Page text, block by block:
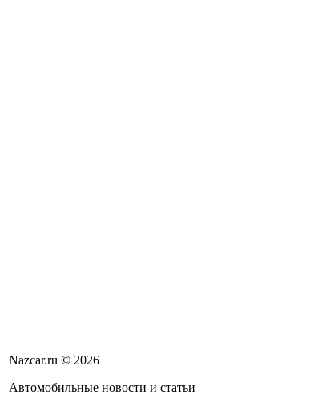
Nazcar.ru © 2026
Автомобильные новости и статьи